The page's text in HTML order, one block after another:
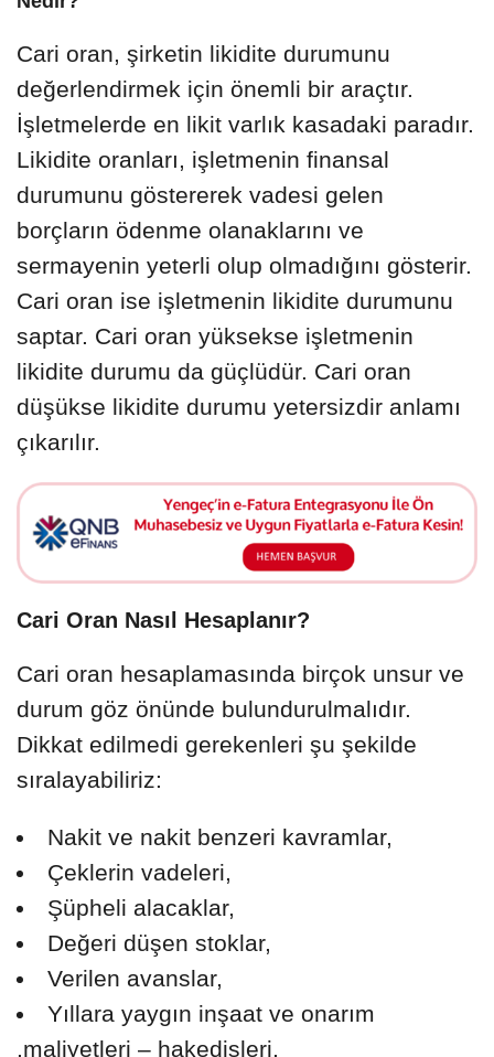
Cari oran, şirketin likidite durumunu
değerlendirmek için önemli bir araçtır.
İşletmelerde en likit varlık kasadaki paradır.
Likidite oranları, işletmenin finansal
durumunu göstererek vadesi gelen
borçların ödenme olanaklarını ve
sermayenin yeterli olup olmadığını gösterir.
Cari oran ise işletmenin likidite durumunu
saptar. Cari oran yüksekse işletmenin
likidite durumu da güçlüdür. Cari oran
düşükse likidite durumu yetersizdir anlamı
çıkarılır.
Cari Oran Nasıl Hesaplanır?
Cari oran hesaplamasında birçok unsur ve
durum göz önünde bulundurulmalıdır.
Dikkat edilmedi gerekenleri şu şekilde
sıralayabiliriz:
Nakit ve nakit benzeri kavramlar,
Çeklerin vadeleri,
Şüpheli alacaklar,
Değeri düşen stoklar,
Verilen avanslar,
Yıllara yaygın inşaat ve onarım
,maliyetleri – hakedişleri,